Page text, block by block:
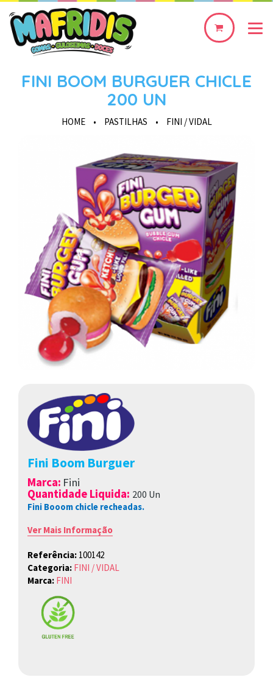
0
FINI BOOM BURGUER CHICLE
200 UN
HOME • PASTILHAS • FINI / VIDAL
Fini Boom Burguer
Marca: Fini
Quantidade Liquida: 200 Un
Fini Booom chicle recheadas.
Ver Mais Informação
Referência: 100142
Categoria: FINI / VIDAL
Marca: FINI